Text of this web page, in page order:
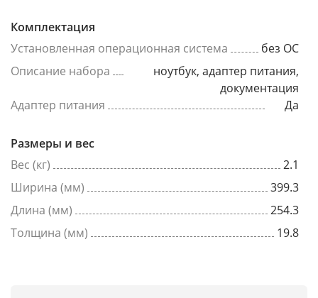
Комплектация
Установленная операционная система
без ОС
Описание набора
ноутбук, адаптер питания,
документация
Адаптер питания
Да
Размеры и вес
Вес (кг)
2.1
Ширина (мм)
399.3
Длина (мм)
254.3
Толщина (мм)
19.8